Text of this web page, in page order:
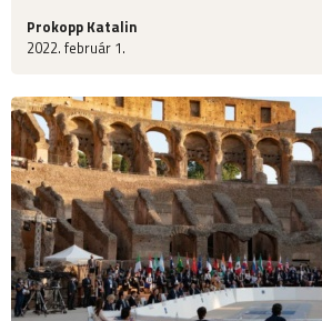
Prokopp Katalin
2022. február 1.